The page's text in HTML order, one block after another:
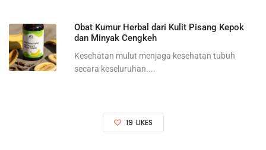
Obat Kumur Herbal dari Kulit Pisang Kepok
dan Minyak Cengkeh
Kesehatan mulut menjaga kesehatan tubuh
secara keseluruhan....
19 LIKES